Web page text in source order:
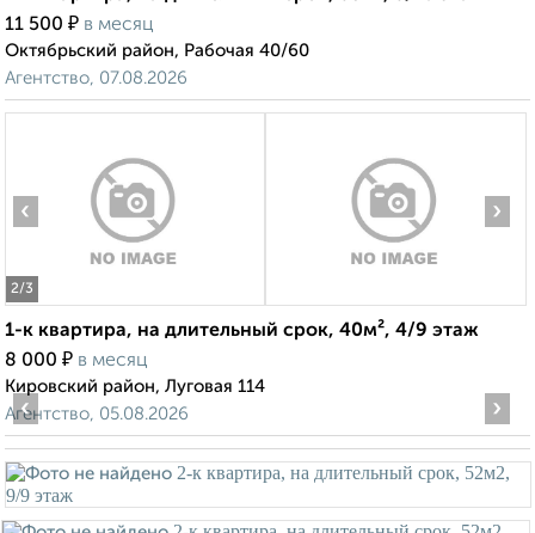
11 500 ₽ в месяц
Октябрьский район, Рабочая 40/60
Агентство, 07.08.2026
2/3
‹ ›
1-к квартира, на длительный срок, 40м², 4/9 этаж
8 000 ₽ в месяц
Кировский район, Луговая 114
Агентство, 05.08.2026
‹ ›